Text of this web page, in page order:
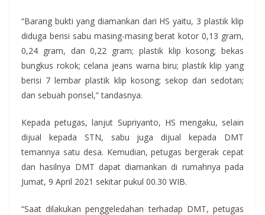
“Barang bukti yang diamankan dari HS yaitu, 3 plastik klip
diduga berisi sabu masing-masing berat kotor 0,13 gram,
0,24 gram, dan 0,22 gram; plastik klip kosong; bekas
bungkus rokok; celana jeans warna biru; plastik klip yang
berisi 7 lembar plastik klip kosong; sekop dari sedotan;
dan sebuah ponsel,” tandasnya.
Kepada petugas, lanjut Supriyanto, HS mengaku, selain
dijual kepada STN, sabu juga dijual kepada DMT
temannya satu desa. Kemudian, petugas bergerak cepat
dan hasilnya DMT dapat diamankan di rumahnya pada
Jumat, 9 April 2021 sekitar pukul 00.30 WIB.
“Saat dilakukan penggeledahan terhadap DMT, petugas